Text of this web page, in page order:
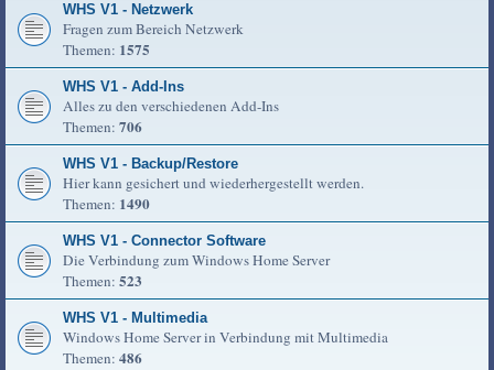
WHS V1 - Netzwerk
Fragen zum Bereich Netzwerk
Themen: 1575
WHS V1 - Add-Ins
Alles zu den verschiedenen Add-Ins
Themen: 706
WHS V1 - Backup/Restore
Hier kann gesichert und wiederhergestellt werden.
Themen: 1490
WHS V1 - Connector Software
Die Verbindung zum Windows Home Server
Themen: 523
WHS V1 - Multimedia
Windows Home Server in Verbindung mit Multimedia
Themen: 486